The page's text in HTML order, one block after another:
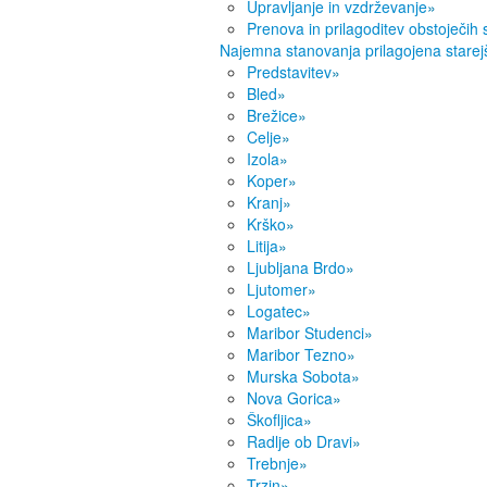
Upravljanje in vzdrževanje»
Prenova in prilagoditev obstoječih
Najemna stanovanja prilagojena
Predstavitev»
Bled»
Brežice»
Celje»
Izola»
Koper»
Kranj»
Krško»
Litija»
Ljubljana Brdo»
Ljutomer»
Logatec»
Maribor Studenci»
Maribor Tezno»
Murska Sobota»
Nova Gorica»
Škofljica»
Radlje ob Dravi»
Trebnje»